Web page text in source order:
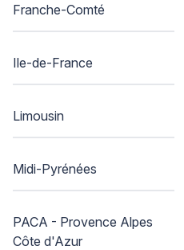
Franche-Comté
Ile-de-France
Limousin
Midi-Pyrénées
PACA - Provence Alpes
Côte d'Azur